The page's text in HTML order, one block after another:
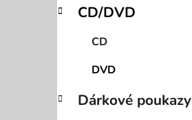
n
CD/DVD
CD
DVD
Dárkové poukazy